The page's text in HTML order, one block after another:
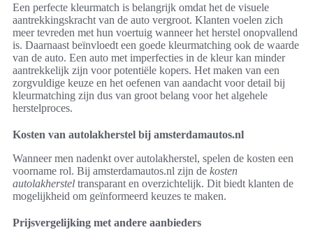
Een perfecte kleurmatch is belangrijk omdat het de visuele
aantrekkingskracht van de auto vergroot. Klanten voelen zich
meer tevreden met hun voertuig wanneer het herstel onopvallend
is. Daarnaast beïnvloedt een goede kleurmatching ook de waarde
van de auto. Een auto met imperfecties in de kleur kan minder
aantrekkelijk zijn voor potentiële kopers. Het maken van een
zorgvuldige keuze en het oefenen van aandacht voor detail bij
kleurmatching zijn dus van groot belang voor het algehele
herstelproces.
Kosten van autolakherstel bij amsterdamautos.nl
Wanneer men nadenkt over autolakherstel, spelen de kosten een
voorname rol. Bij amsterdamautos.nl zijn de kosten
autolakherstel transparant en overzichtelijk. Dit biedt klanten de
mogelijkheid om geïnformeerd keuzes te maken.
Prijsvergelijking met andere aanbieders